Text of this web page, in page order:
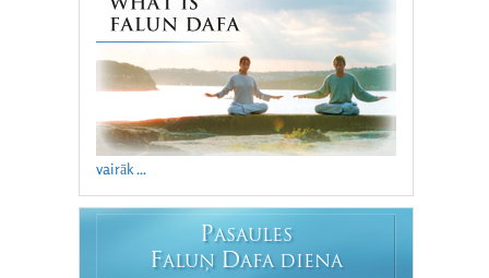
vairāk ...
PASAULES
FALUŅ DAFA DIENA